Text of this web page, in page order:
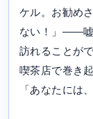
ケル。お勧め
ない！」――嘘
訪れることが
喫茶店で巻き
「あなたには